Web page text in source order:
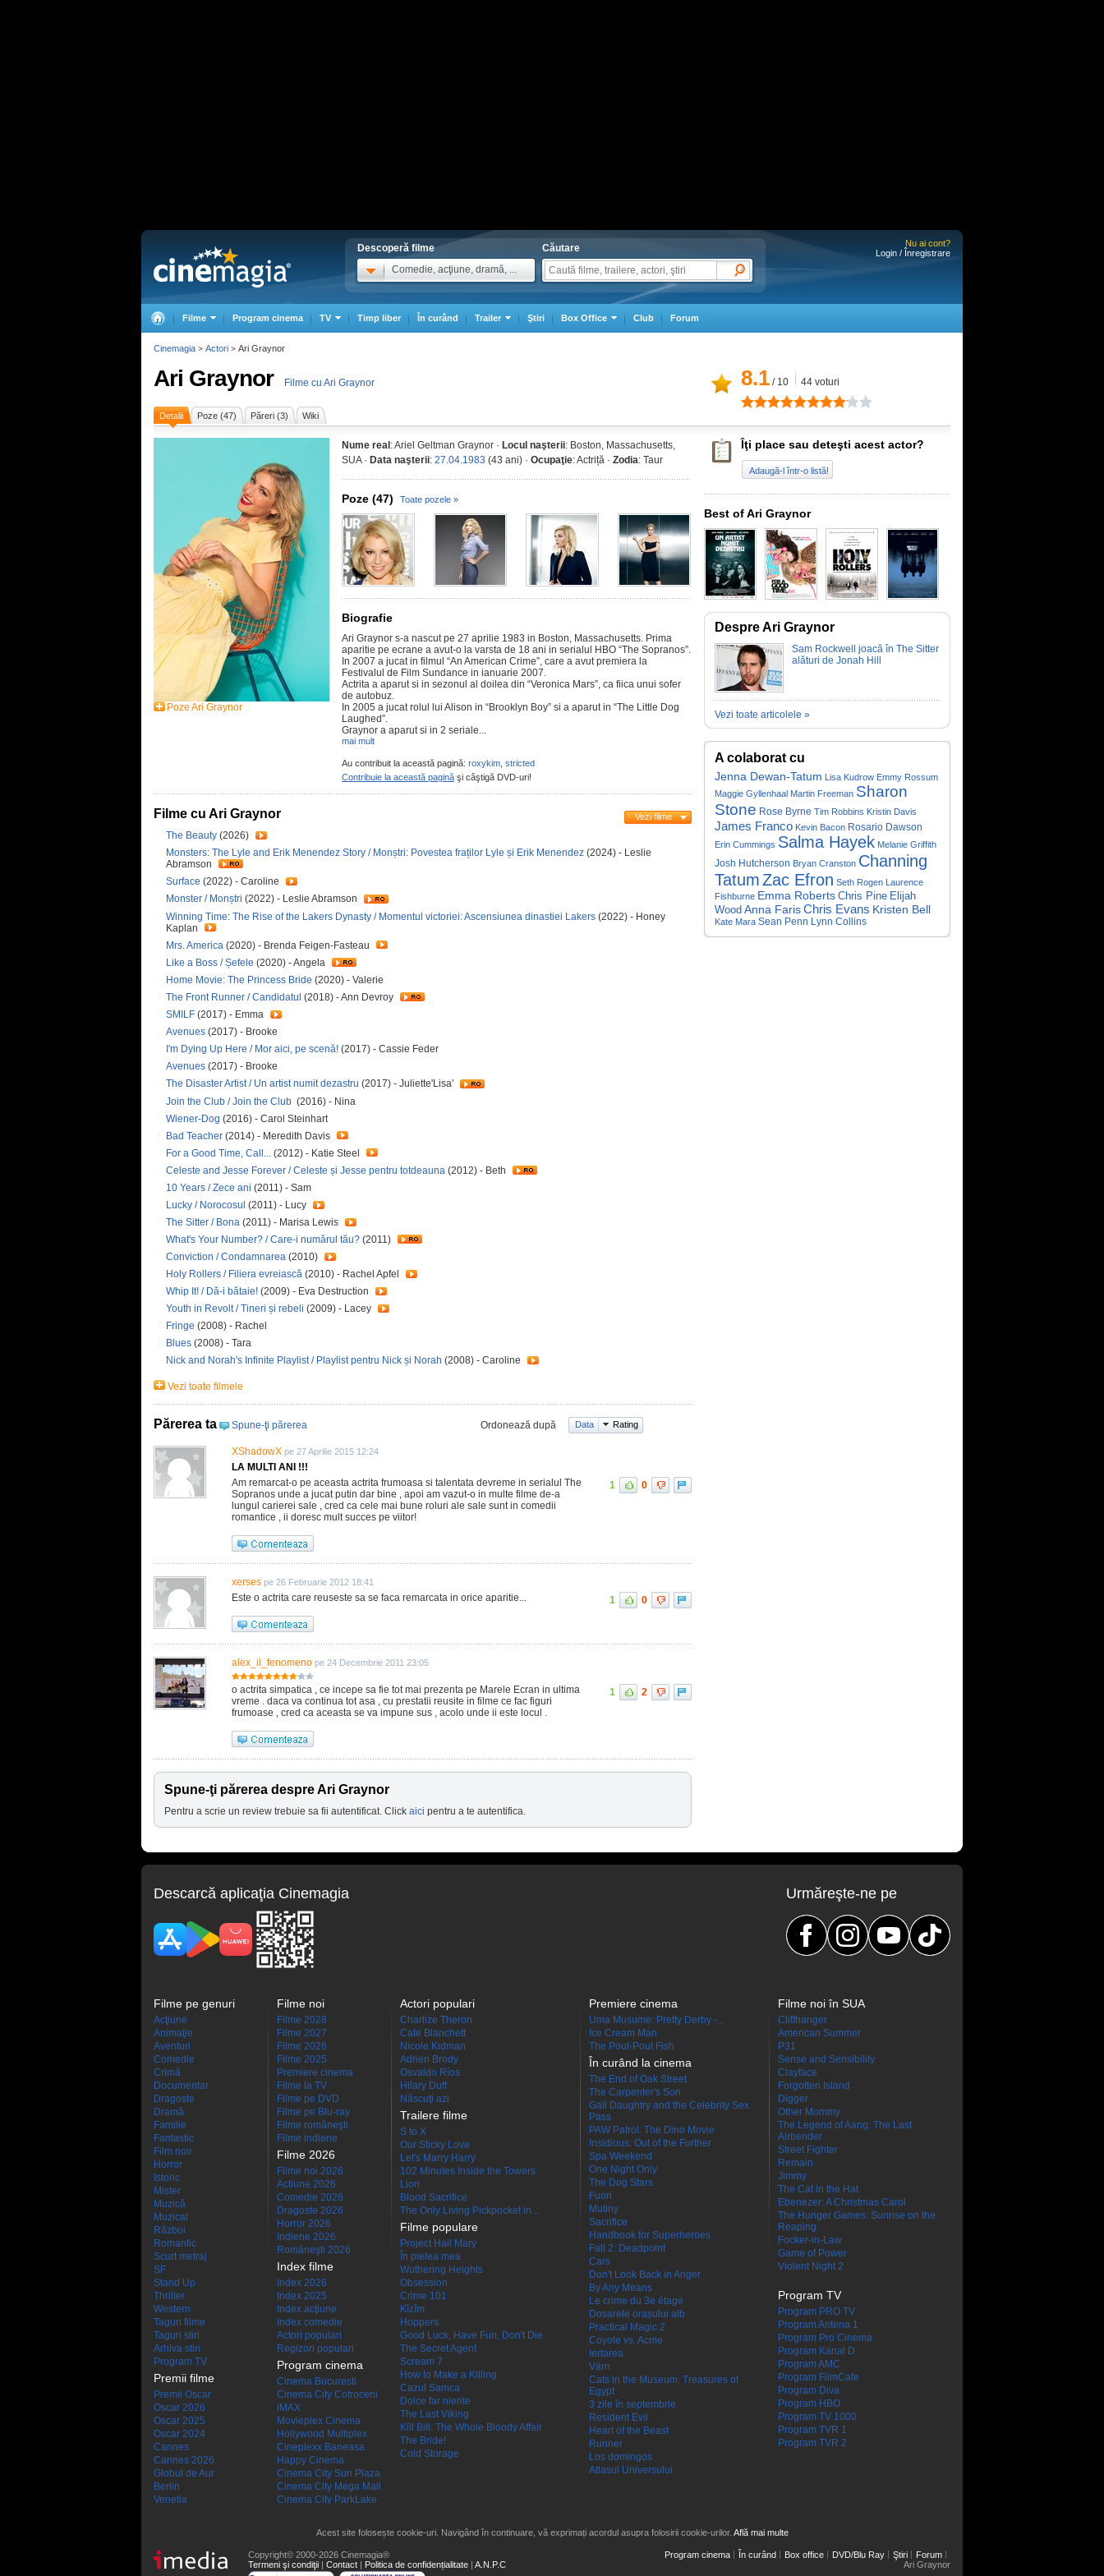
Descoperă filme
Comedie, acţiune, dramă, ...
Căutare
Nu ai cont?
Login / Înregistrare
Filme Program cinema TV Timp liber În curând Trailer Ştiri Box Office Club Forum
Ari Graynor Filme cu Ari Graynor 8.1 / 10 44 voturi
Detalii Poze (47) Păreri (3) Wiki
Poze Ari Graynor
Nume real : Ariel Geltman Graynor · Locul naşterii: Boston, Massachusetts,
SUA · Data naşterii: 27.04.1983 (43 ani) · Ocupaţie: Actriță · Zodia: Taur
Poze (47) Toate pozele »
Biografie
Ari Graynor s-a nascut pe 27 aprilie 1983 in Boston, Massachusetts. Prima
aparitie pe ecrane a avut-o la varsta de 18 ani in serialul HBO “The Sopranos”.
In 2007 a jucat in filmul “An American Crime”, care a avut premiera la
Festivalul de Film Sundance in ianuarie 2007.
Actrita a aparut si in sezonul al doilea din “Veronica Mars”, ca fiica unui sofer
de autobuz.
In 2005 a jucat rolul lui Alison in “Brooklyn Boy” si a aparut in “The Little Dog
Laughed”.
Graynor a aparut si in 2 seriale...
mai mult
Au contribuit la această pagină: roxykim stricted
Contribuie la această pagină şi câştigă DVD-uri!
Filme cu Ari Graynor Vezi filme
The Beauty (2026)
Monsters: The Lyle and Erik Menendez Story / Monștri: Povestea fraților Lyle și Erik Menendez (2024) - Leslie
Abramson
Surface (2022) - Caroline
Monster / Monștri (2022) - Leslie Abramson
Winning Time: The Rise of the Lakers Dynasty / Momentul victoriei: Ascensiunea dinastiei Lakers (2022) - Honey
Kaplan
Mrs. America (2020) - Brenda Feigen-Fasteau
Like a Boss / Șefele (2020) - Angela
Home Movie: The Princess Bride (2020) - Valerie
The Front Runner / Candidatul (2018) - Ann Devroy
SMILF (2017) - Emma
Avenues (2017) - Brooke
I'm Dying Up Here / Mor aici, pe scenă! (2017) - Cassie Feder
Avenues (2017) - Brooke
The Disaster Artist / Un artist numit dezastru (2017) - Juliette'Lisa'
Join the Club / Join the Club (2016) - Nina
Wiener-Dog (2016) - Carol Steinhart
Bad Teacher (2014) - Meredith Davis
For a Good Time, Call... (2012) - Katie Steel
Celeste and Jesse Forever / Celeste și Jesse pentru totdeauna (2012) - Beth
10 Years / Zece ani (2011) - Sam
Lucky / Norocosul (2011) - Lucy
The Sitter / Bona (2011) - Marisa Lewis
What's Your Number? / Care-i numărul tău? (2011)
Conviction / Condamnarea (2010)
Holy Rollers / Filiera evreiască (2010) - Rachel Apfel
Whip It! / Dă-i bătaie! (2009) - Eva Destruction
Youth in Revolt / Tineri și rebeli (2009) - Lacey
Fringe (2008) - Rachel
Blues (2008) - Tara
Nick and Norah's Infinite Playlist / Playlist pentru Nick și Norah (2008) - Caroline
Vezi toate filmele
Părerea ta Spune-ţi părerea Ordonează după Data Rating
XShadowX pe 27 Aprilie 2015 12:24
LA MULTI ANI !!!
Am remarcat-o pe aceasta actrita frumoasa si talentata devreme in serialul The
Sopranos unde a jucat putin dar bine , apoi am vazut-o in multe filme de-a
lungul carierei sale , cred ca cele mai bune roluri ale sale sunt in comedii
romantice , ii doresc mult succes pe viitor!
1 0
xerses pe 26 Februarie 2012 18:41
Este o actrita care reuseste sa se faca remarcata in orice aparitie... 1 0
alex_il_fenomeno pe 24 Decembrie 2011 23:05
o actrita simpatica , ce incepe sa fie tot mai prezenta pe Marele Ecran in ultima
vreme . daca va continua tot asa , cu prestatii reusite in filme ce fac figuri
frumoase , cred ca aceasta se va impune sus , acolo unde ii este locul .
1 2
Spune-ţi părerea despre Ari Graynor
Pentru a scrie un review trebuie sa fii autentificat. Click aici pentru a te autentifica.
Îţi place sau deteşti acest actor?
Adaugă-l într-o listă!
Best of Ari Graynor
Despre Ari Graynor
Sam Rockwell joacă în The Sitter
alături de Jonah Hill
Vezi toate articolele »
A colaborat cu
Jenna Dewan-Tatum Lisa Kudrow Emmy Rossum
Maggie Gyllenhaal Martin Freeman Sharon
Stone Rose Byrne Tim Robbins Kristin Davis
James Franco Kevin Bacon Rosario Dawson
Erin Cummings Salma Hayek Melanie Griffith
Josh Hutcherson Bryan Cranston Channing
TatumZac Efron Seth Rogen Laurence
Fishburne Emma Roberts Chris Pine Elijah
Wood Anna FarisChris Evans Kristen Bell
Kate Mara Sean Penn Lynn Collins
Cinemagia > Actori > Ari Graynor
Descarcă aplicaţia Cinemagia Urmăreşte-ne pe
Filme pe genuri
Acţiune
Animaţie
Aventuri
Comedie
Crimă
Documentar
Dragoste
Dramă
Familie
Fantastic
Film noir
Horror
Istoric
Mister
Muzică
Muzical
Război
Romantic
Scurt metraj
SF
Stand Up
Thriller
Western
Taguri filme
Taguri stiri
Arhiva stiri
Program TV
Premii filme
Premii Oscar
Oscar 2026
Oscar 2025
Oscar 2024
Cannes
Cannes 2026
Globul de Aur
Berlin
Venetia
Filme noi
Filme 2028
Filme 2027
Filme 2026
Filme 2025
Premiere cinema
Filme la TV
Filme pe DVD
Filme pe Blu-ray
Filme româneşti
Filme indiene
Filme 2026
Filme noi 2026
Actiune 2026
Comedie 2026
Dragoste 2026
Horror 2026
Indiene 2026
Româneşti 2026
Index filme
Index 2026
Index 2025
Index acţiune
Index comedie
Actori populari
Regizori populari
Program cinema
Cinema Bucuresti
Cinema City Cotroceni
IMAX
Movieplex Cinema
Hollywood Multiplex
Cineplexx Baneasa
Happy Cinema
Cinema City Sun Plaza
Cinema City Mega Mall
Cinema City ParkLake
Actori populari
Charlize Theron
Cate Blanchett
Nicole Kidman
Adrien Brody
Osvaldo Ríos
Hilary Duff
Născuţi azi
Trailere filme
S to X
Our Sticky Love
Let's Marry Harry
102 Minutes Inside the Towers
Lion
Blood Sacrifice
The Only Living Pickpocket in...
Filme populare
Project Hail Mary
În pielea mea
Wuthering Heights
Obsession
Crime 101
Kîzîm
Hoppers
Good Luck, Have Fun, Don't Die
The Secret Agent
Scream 7
How to Make a Killing
Cazul Samca
Dolce far niente
The Last Viking
Kill Bill: The Whole Bloody Affair
The Bride!
Cold Storage
Premiere cinema
Uma Musume: Pretty Derby -...
Ice Cream Man
The Pout-Pout Fish
În curând la cinema
The End of Oak Street
The Carpenter's Son
Gail Daughtry and the Celebrity Sex
Pass
PAW Patrol: The Dino Movie
Insidious: Out of the Further
Spa Weekend
One Night Only
The Dog Stars
Fuori
Mutiny
Sacrifice
Handbook for Superheroes
Fall 2: Deadpoint
Cars
Don't Look Back in Anger
By Any Means
Le crime du 3e étage
Dosarele orașului alb
Practical Magic 2
Coyote vs. Acme
Iertarea
Värn
Cats in the Museum: Treasures of
Egypt
3 zile în septembrie
Resident Evil
Heart of the Beast
Runner
Los domingos
Atlasul Universului
Filme noi în SUA
Cliffhanger
American Summer
P31
Sense and Sensibility
Clayface
Forgotten Island
Digger
Other Mommy
The Legend of Aang: The Last
Airbender
Street Fighter
Remain
Jimmy
The Cat in the Hat
Ebenezer: A Christmas Carol
The Hunger Games: Sunrise on the
Reaping
Focker-in-Law
Game of Power
Violent Night 2
Program TV
Program PRO TV
Program Antena 1
Program Pro Cinema
Program Kanal D
Program AMC
Program FilmCafe
Program Diva
Program HBO
Program TV 1000
Program TVR 1
Program TVR 2
Acest site folosește cookie-uri. Navigând în continuare, vă exprimați acordul asupra folosirii cookie-urilor. Află mai multe
Copyright© 2000-2026 Cinemagia®
Termeni şi condiţii
Contact Politica de confidențialitate A.N.P.C
Program cinema În curând Box office DVD/Blu Ray Ştiri
Forum
Ari Graynor